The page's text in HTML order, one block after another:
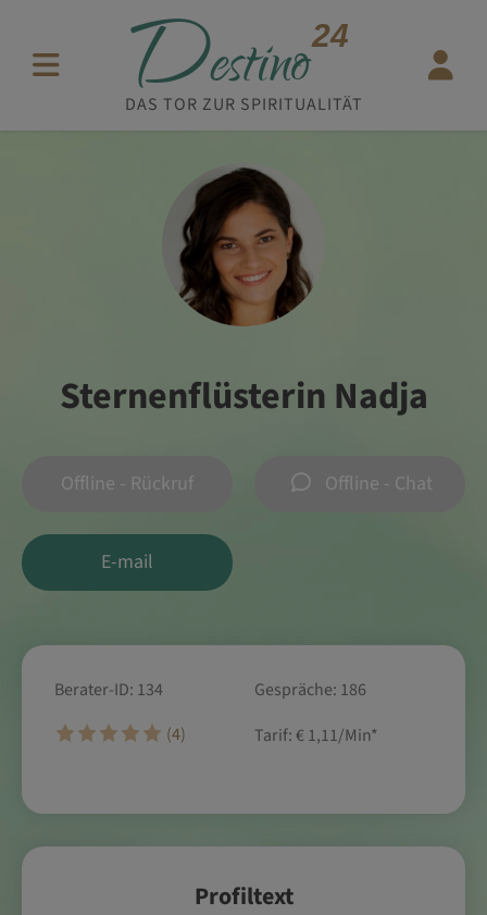
Destino24
DAS TOR ZUR SPIRITUALITÄT
Sternenflüsterin Nadja
Offline - Rückruf Offline - Chat
E-mail
Berater-ID: 134
Gespräche: 186
(4)
Tarif: € 1,11/Min*
Profiltext